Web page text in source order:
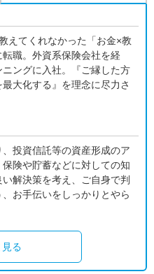
えてくれなかった「お金×教
職。外資系保険会社を経
ングに入社。『ご縁した方
大化する』を理念に尽力さ
投資信託等の資産形成のア
険や貯蓄などに対しての知
解決策を考え、ご自身で判
お手伝いをしっかりとやら
見る